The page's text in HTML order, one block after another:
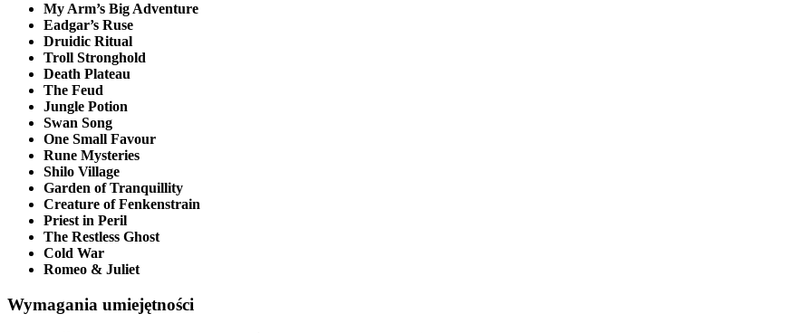
My Arm’s Big Adventure
Eadgar’s Ruse
Druidic Ritual
Troll Stronghold
Death Plateau
The Feud
Jungle Potion
Swan Song
One Small Favour
Rune Mysteries
Shilo Village
Garden of Tranquillity
Creature of Fenkenstrain
Priest in Peril
The Restless Ghost
Cold War
Romeo & Juliet
Wymagania umiejętności